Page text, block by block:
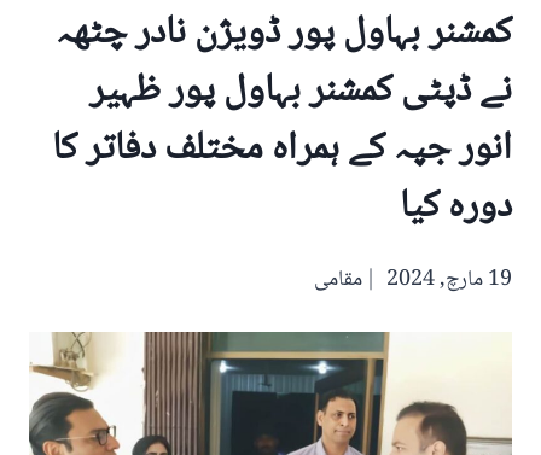
کمشنر بہاول پور ڈویژن نادر چٹھہ
نے ڈپٹی کمشنر بہاول پور ظہیر
انور جپہ کے ہمراہ مختلف دفاتر کا
دورہ کیا
19 مارچ, 2024 مقامی